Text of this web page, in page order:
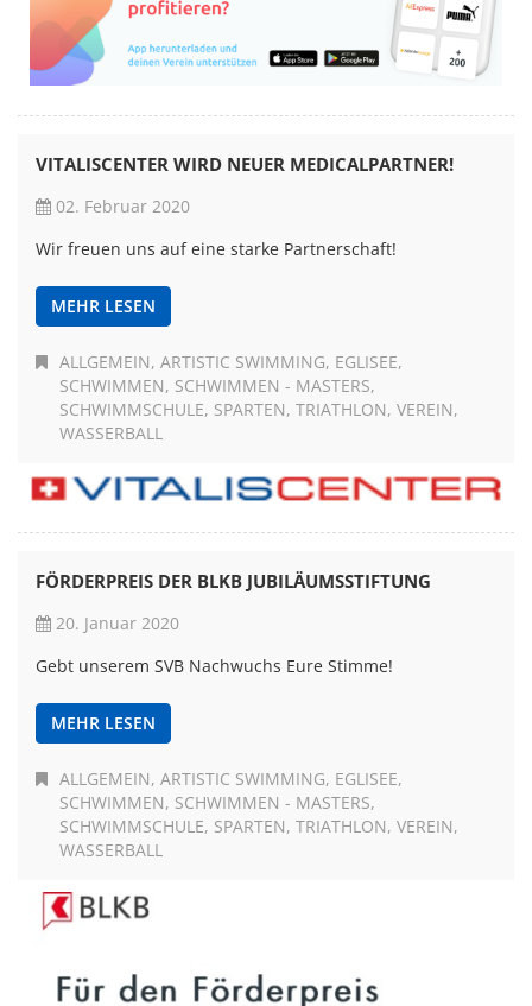
VITALISCENTER WIRD NEUER MEDICALPARTNER!
02. Februar 2020
Wir freuen uns auf eine starke Partnerschaft!
MEHR LESEN
ALLGEMEIN ARTISTIC SWIMMING EGLISEE
SCHWIMMEN SCHWIMMEN - MASTERS
SCHWIMMSCHULE SPARTEN TRIATHLON VEREIN
WASSERBALL
FÖRDERPREIS DER BLKB JUBILÄUMSSTIFTUNG
20. Januar 2020
Gebt unserem SVB Nachwuchs Eure Stimme!
MEHR LESEN
ALLGEMEIN ARTISTIC SWIMMING EGLISEE
SCHWIMMEN SCHWIMMEN - MASTERS
SCHWIMMSCHULE SPARTEN TRIATHLON VEREIN
WASSERBALL